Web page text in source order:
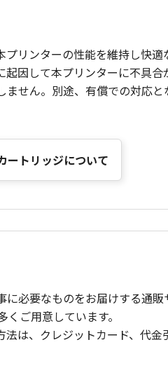
リンターの性能を維持し快
因して本プリンターに不具
せん。別途、有償での対応
ートリッジについて
必要なものをお届けする通
ご用意しています。
は、クレジットカード、代